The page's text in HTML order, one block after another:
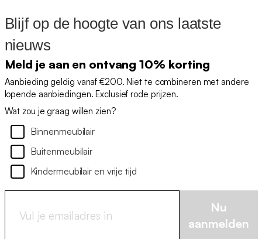
Blijf op de hoogte van ons laatste
nieuws
Meld je aan en ontvang 10% korting
Aanbieding geldig vanaf €200. Niet te combineren met andere
lopende aanbiedingen. Exclusief rode prijzen.
Wat zou je graag willen zien?
Binnenmeubilair
Buitenmeubilair
Kindermeubilair en vrije tijd
Nu
aanmelden